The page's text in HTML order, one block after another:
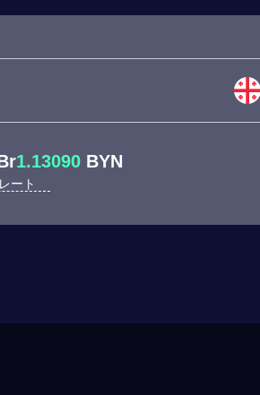
1.13090 BYN
ート